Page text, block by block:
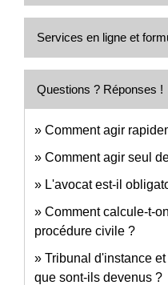
Services en ligne et
Questions ? Réponses !
Comment agir
Comment agir seul
L'avocat est-il
Comment calcule-t-
procédure civile ?
Tribunal d'instance
que sont-ils devenus ?